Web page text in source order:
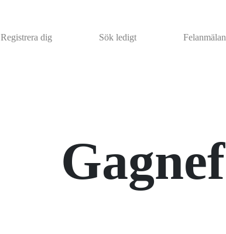
Registrera dig Sök ledigt Felanmälan
Gagnef